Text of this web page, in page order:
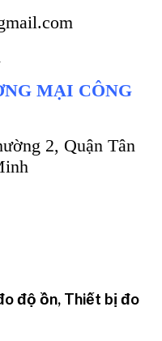
MẠI CÔNG
2, Quận Tân
độ ồn, Thiết bị đo